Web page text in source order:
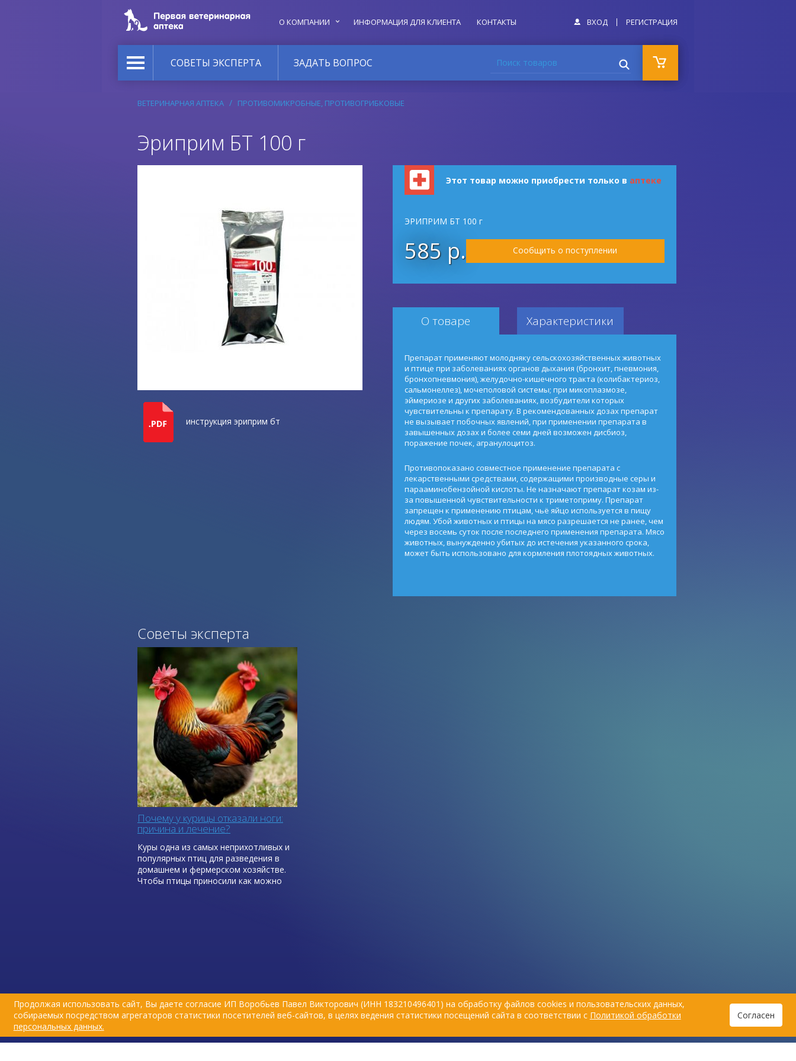
Продолжая использовать сайт, Вы даете согласие ИП Воробьев Павел Викторович (ИНН 183210496401) на обработку файлов cookies и пользовательских данных,
собираемых посредством агрегаторов статистики посетителей веб-сайтов, в целях ведения статистики посещений сайта в соответствии с Политикой обработки
персональных данных.
Согласен
О КОМПАНИИ ИНФОРМАЦИЯ ДЛЯ КЛИЕНТА КОНТАКТЫ ВХОД РЕГИСТРАЦИЯ
СОВЕТЫ ЭКСПЕРТА ЗАДАТЬ ВОПРОС Поиск товаров
ВЕТЕРИНАРНАЯ АПТЕКА ПРОТИВОМИКРОБНЫЕ, ПРОТИВОГРИБКОВЫЕ
Эриприм БТ 100 г
инструкция эриприм бт
Этот товар можно приобрести только в аптеке
ЭРИПРИМ БТ 100 г
585 р. Сообщить о поступлении
О товаре Характеристики
Препарат применяют молодняку сельскохозяйственных животных
и птице при заболеваниях органов дыхания (бронхит, пневмония,
бронхопневмония), желудочно-кишечного тракта (колибактериоз,
сальмонеллез), мочеполовой системы; при микоплазмозе,
эймериозе и других заболеваниях, возбудители которых
чувствительны к препарату. В рекомендованных дозах препарат
не вызывает побочных явлений, при применении препарата в
завышенных дозах и более семи дней возможен дисбиоз,
поражение почек, агранулоцитоз.
Противопоказано совместное применение препарата с
лекарственными средствами, содержащими производные серы и
парааминобензойной кислоты. Не назначают препарат козам из-
за повышенной чувствительности к триметоприму. Препарат
запрещен к применению птицам, чьё яйцо используется в пищу
людям. Убой животных и птицы на мясо разрешается не ранее, чем
через восемь суток после последнего применения препарата. Мясо
животных, вынужденно убитых до истечения указанного срока,
может быть использовано для кормления плотоядных животных.
Советы эксперта
Почему у курицы отказали ноги:
причина и лечение?
Куры одна из самых неприхотливых и
популярных птиц для разведения в
домашнем и фермерском хозяйстве.
Чтобы птицы приносили как можно